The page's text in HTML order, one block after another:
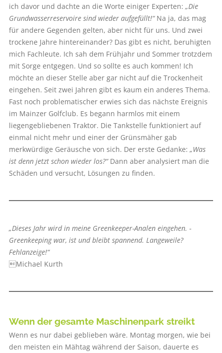
ich davor und dachte an die Worte einiger Experten: „Die
Grundwasserreservoire sind wieder aufgefüllt!“Na ja, das mag
für andere Gegenden gelten, aber nicht für uns. Und zwei
trockene Jahre hintereinander? Das gibt es nicht, beruhigten
mich Fachleute. Ich sah dem Frühjahr und Sommer trotzdem
mit Sorge entgegen. Und so sollte es auch kommen! Ich
möchte an dieser Stelle aber gar nicht auf die Trockenheit
eingehen. Seit zwei Jahren gibt es kaum ein anderes Thema.
Fast noch problematischer erwies sich das nächste Ereignis
im Mainzer Golfclub. Es begann harmlos mit einem
liegengebliebenen Traktor. Die Tankstelle funktioniert auf
einmal nicht mehr und einer der Grünsmäher gab
merkwürdige Geräusche von sich. Der erste Gedanke: „Was
ist denn jetzt schon wieder los?“Dann aber analysiert man die
Schäden und versucht, Lösungen zu finden.
„Dieses Jahr wird in meine ­Greenkeeper-Analen eingehen. ­
Greenkeeping war, ist und bleibt ­spannend. Langeweile?
Fehlanzeige!“
Michael Kurth
Wenn der gesamte ­Maschinenpark streikt
Wenn es nur dabei geblieben wäre. Montag morgen, wie bei
den meisten ein Mähtag während der Saison, dauerte es